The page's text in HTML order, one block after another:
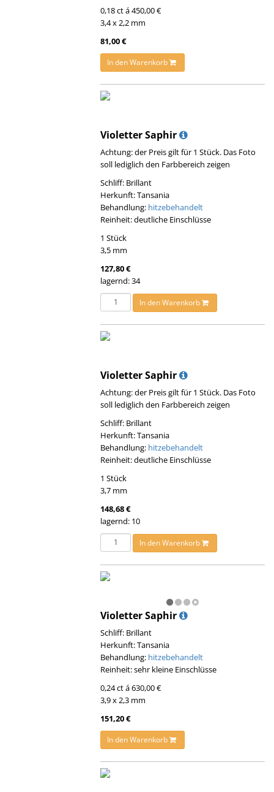
0,18 ct á 450,00 €
3,4 x 2,2 mm
81,00 €
In den Warenkorb
Violetter Saphir
Achtung: der Preis gilt für 1 Stück. Das Foto
soll lediglich den Farbbereich zeigen
Schliff: Brillant
Herkunft: Tansania
Behandlung: hitzebehandelt
Reinheit: deutliche Einschlüsse
1 Stück
3,5 mm
127,80 €
lagernd: 34
In den Warenkorb
Violetter Saphir
Achtung: der Preis gilt für 1 Stück. Das Foto
soll lediglich den Farbbereich zeigen
Schliff: Brillant
Herkunft: Tansania
Behandlung: hitzebehandelt
Reinheit: deutliche Einschlüsse
1 Stück
3,7 mm
148,68 €
lagernd: 10
In den Warenkorb
Violetter Saphir
Schliff: Brillant
Herkunft: Tansania
Behandlung: hitzebehandelt
Reinheit: sehr kleine Einschlüsse
0,24 ct á 630,00 €
3,9 x 2,3 mm
151,20 €
In den Warenkorb